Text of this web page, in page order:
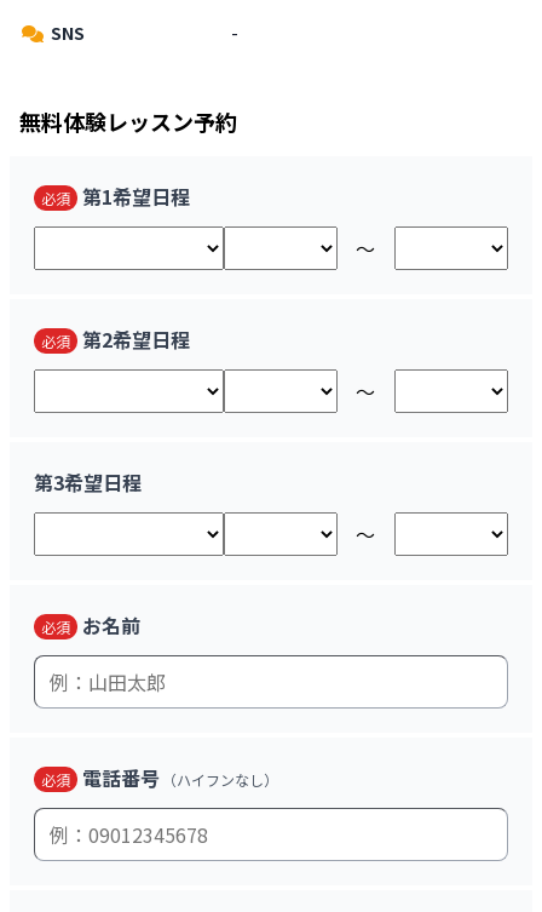
SNS
-
無料体験レッスン予約
必須 第1希望日程
〜
必須 第2希望日程
〜
第3希望日程
〜
必須 お名前
必須 電話番号 （ハイフンなし）